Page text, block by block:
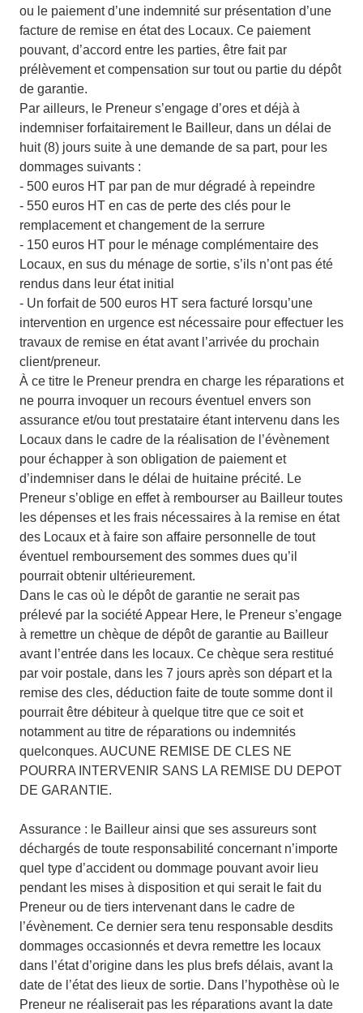
ou le paiement d’une indemnité sur présentation d’une
facture de remise en état des Locaux. Ce paiement
pouvant, d’accord entre les parties, être fait par
prélèvement et compensation sur tout ou partie du dépôt
de garantie.
Par ailleurs, le Preneur s’engage d’ores et déjà à
indemniser forfaitairement le Bailleur, dans un délai de
huit (8) jours suite à une demande de sa part, pour les
dommages suivants :
- 500 euros HT par pan de mur dégradé à repeindre
- 550 euros HT en cas de perte des clés pour le
remplacement et changement de la serrure
- 150 euros HT pour le ménage complémentaire des
Locaux, en sus du ménage de sortie, s’ils n’ont pas été
rendus dans leur état initial
- Un forfait de 500 euros HT sera facturé lorsqu’une
intervention en urgence est nécessaire pour effectuer les
travaux de remise en état avant l’arrivée du prochain
client/preneur.
À ce titre le Preneur prendra en charge les réparations et
ne pourra invoquer un recours éventuel envers son
assurance et/ou tout prestataire étant intervenu dans les
Locaux dans le cadre de la réalisation de l’évènement
pour échapper à son obligation de paiement et
d’indemniser dans le délai de huitaine précité. Le
Preneur s’oblige en effet à rembourser au Bailleur toutes
les dépenses et les frais nécessaires à la remise en état
des Locaux et à faire son affaire personnelle de tout
éventuel remboursement des sommes dues qu’il
pourrait obtenir ultérieurement.
Dans le cas où le dépôt de garantie ne serait pas
prélevé par la société Appear Here, le Preneur s’engage
à remettre un chèque de dépôt de garantie au Bailleur
avant l’entrée dans les locaux. Ce chèque sera restitué
par voir postale, dans les 7 jours après son départ et la
remise des cles, déduction faite de toute somme dont il
pourrait être débiteur à quelque titre que ce soit et
notamment au titre de réparations ou indemnités
quelconques. AUCUNE REMISE DE CLES NE
POURRA INTERVENIR SANS LA REMISE DU DEPOT
DE GARANTIE.
Assurance : le Bailleur ainsi que ses assureurs sont
déchargés de toute responsabilité concernant n’importe
quel type d’accident ou dommage pouvant avoir lieu
pendant les mises à disposition et qui serait le fait du
Preneur ou de tiers intervenant dans le cadre de
l’évènement. Ce dernier sera tenu responsable desdits
dommages occasionnés et devra remettre les locaux
dans l’état d’origine dans les plus brefs délais, avant la
date de l’état des lieux de sortie. Dans l’hypothèse où le
Preneur ne réaliserait pas les réparations avant la date